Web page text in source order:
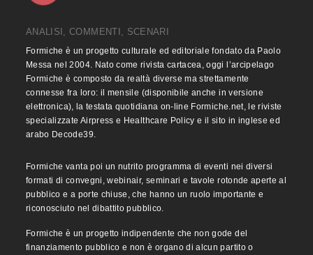
ANALISI, COMMENTI, SCENARI
Formiche è un progetto culturale ed editoriale fondato da Paolo
Messa nel 2004. Nato come rivista cartacea, oggi l’arcipelago
Formiche è composto da realtà diverse ma strettamente
connesse fra loro: il mensile (disponibile anche in versione
elettronica), la testata quotidiana on-line Formiche.net, le riviste
specializzate Airpress e Healthcare Policy e il sito in inglese ed
arabo Decode39.
Formiche vanta poi un nutrito programma di eventi nei diversi
formati di convegni, webinair, seminari e tavole rotonde aperte al
pubblico e a porte chiuse, che hanno un ruolo importante e
riconosciuto nel dibattito pubblico.
Formiche è un progetto indipendente che non gode del
finanziamento pubblico e non è organo di alcun partito o